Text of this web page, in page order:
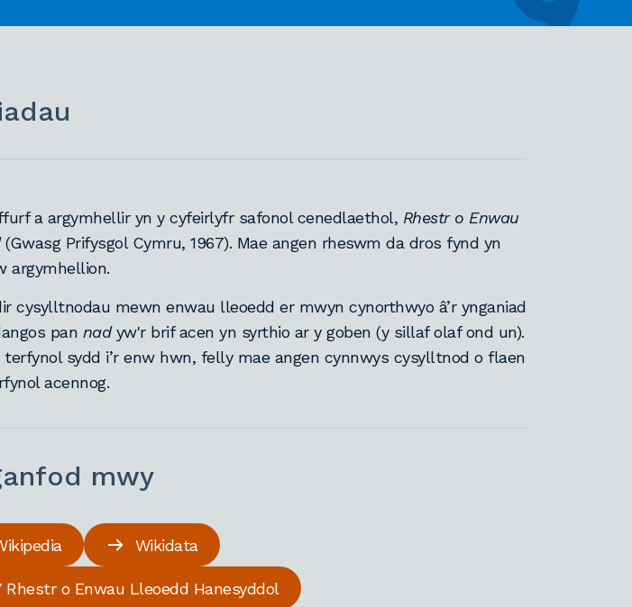
ffurf a argymhellir yn y cyfeirlyfr safonol cenedlaethol, Rhestr o Enwau
(Gwasg Prifysgol Cymru, 1967). Mae angen rheswm da dros fynd yn
argymhellion.
cysylltnodau mewn enwau lleoedd er mwyn cynorthwyo â’r ynganiad
pan nadyw'r brif acen yn syrthio ar y goben (y sillaf olaf ond un).
terfynol sydd i’r enw hwn, felly mae angen cynnwys cysylltnod o flaen
acennog.
mwy
Wikidata
Rhestr o Enwau Lleoedd Hanesyddol